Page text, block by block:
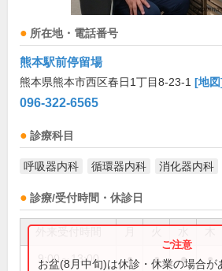
所在地・電話番号
熊本駅前停留場
熊本県熊本市西区春日1丁目8-23-1 [地
096-322-6565
診療科目
呼吸器内科 循環器内科 消化器内科
診療/受付時間・休診日
9:00～13:00 ● ● ● ●
お盆(8月中旬)は休診・休業の場合が